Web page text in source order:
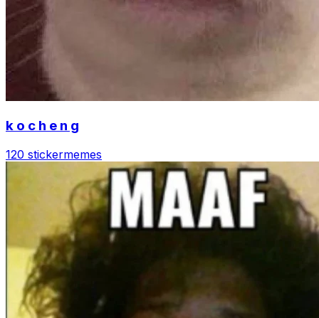
k o c h e n g
120 stickermemes